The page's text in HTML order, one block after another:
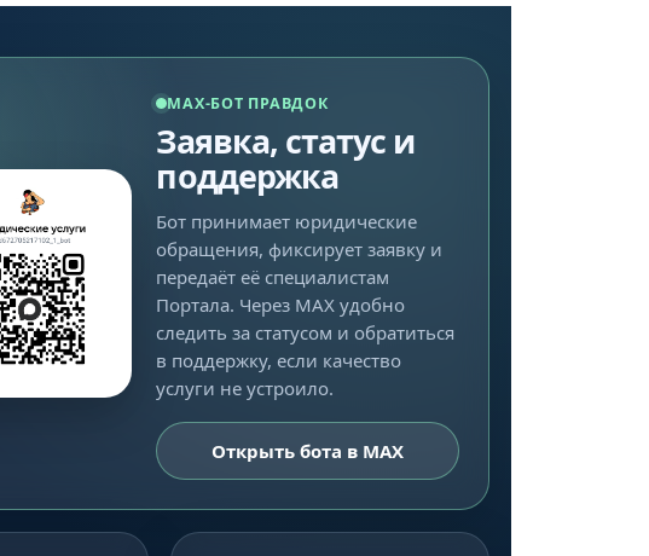
MAX-БОТ ПРАВДОК
Заявка, статус и
поддержка
Бот принимает юридические
обращения, фиксирует заявку и
передаёт её специалистам
Портала. Через MAX удобно
следить за статусом и обратиться
в поддержку, если качество
услуги не устроило.
Открыть бота в MAX